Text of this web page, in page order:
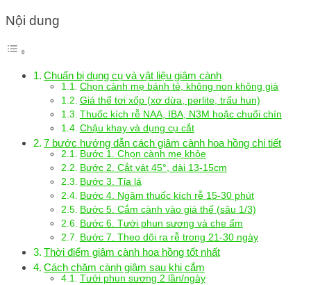
Nội dung
Chuẩn bị dụng cụ và vật liệu giâm cành
Chọn cành mẹ bánh tẻ, không non không già
Giá thể tơi xốp (xơ dừa, perlite, trấu hun)
Thuốc kích rễ NAA, IBA, N3M hoặc chuối chín
Chậu khay và dụng cụ cắt
7 bước hướng dẫn cách giâm cành hoa hồng chi tiết
Bước 1. Chọn cành mẹ khỏe
Bước 2. Cắt vát 45°, dài 13-15cm
Bước 3. Tỉa lá
Bước 4. Ngâm thuốc kích rễ 15-30 phút
Bước 5. Cắm cành vào giá thể (sâu 1/3)
Bước 6. Tưới phun sương và che ẩm
Bước 7. Theo dõi ra rễ trong 21-30 ngày
Thời điểm giâm cành hoa hồng tốt nhất
Cách chăm cành giâm sau khi cắm
Tưới phun sương 2 lần/ngày